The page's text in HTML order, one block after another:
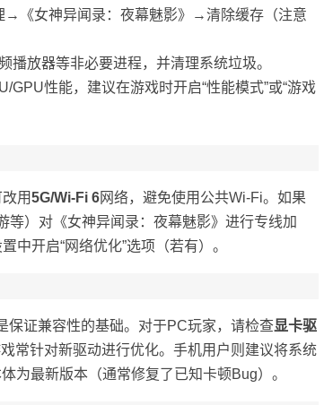
《女神异闻录：夜幕魅影》→清除缓存（注意
播放器等非必要进程，并清理系统垃圾。
GPU性能，建议在游戏时开启“性能模式”或“游戏
用5G/Wi-Fi 6网络，避免使用公共Wi-Fi。如果
等）对《女神异闻录：夜幕魅影》进行专线加
中开启“网络优化”选项（若有）。
保证兼容性的基础。对于PC玩家，请检查显卡驱
常针对新驱动进行优化。手机用户则建议将系统
为最新版本（通常修复了已知卡顿Bug）。